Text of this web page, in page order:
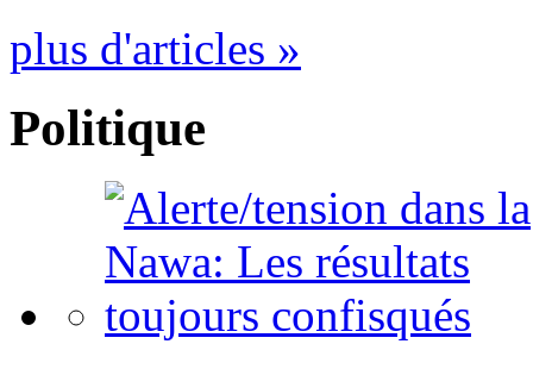
plus d'articles »
Politique